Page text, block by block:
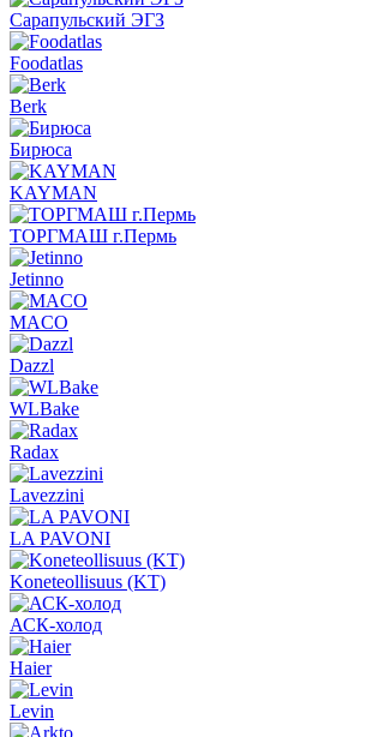
Сарапульский ЭГЗ
Foodatlas
Berk
Бирюса
KAYMAN
ТОРГМАШ г.Пермь
Jetinno
MACO
Dazzl
WLBake
Radax
Lavezzini
LA PAVONI
Koneteollisuus (KT)
АСК-холод
Haier
Levin